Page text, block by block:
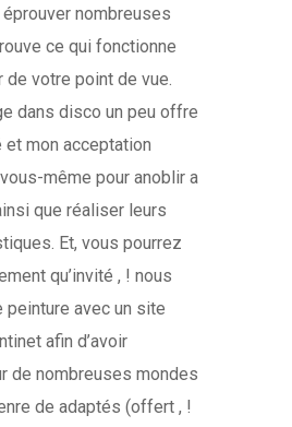
éprouver nombreuses
ce qui fonctionne
votre point de vue.
dans disco un peu offre
mon acceptation
même pour anoblir a
que réaliser leurs
Et, vous pourrez
qu’invité , ! nous
peinture avec un site
afin d’avoir
de nombreuses mondes
de adaptés (offert , !